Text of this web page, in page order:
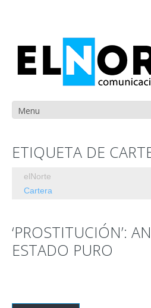
ETIQUETA DE
elNorte
Cartera
‘PROSTITUCIÓN’:
ESTADO PURO